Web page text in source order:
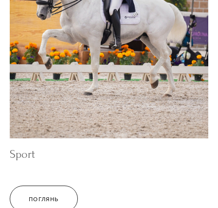
Sport
ПОГЛЯНЬ